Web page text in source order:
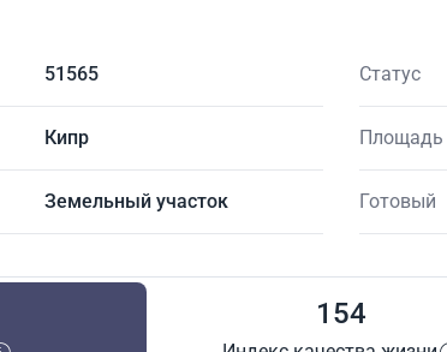
51565
Кипр
Земельный участок
Статус
Площадь
Готовый
154